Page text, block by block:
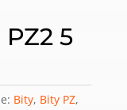
5
Bity, Bity PZ,